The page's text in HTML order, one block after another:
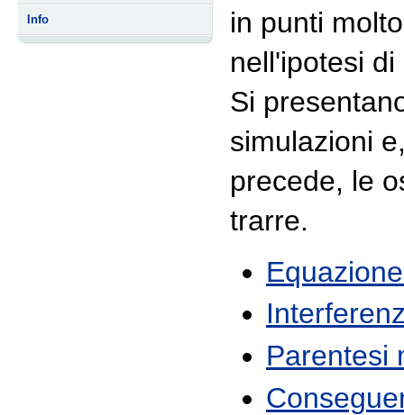
Info
in punti
nell'ipotesi
Si
simulazioni
precede, le
trarre.
Parentesi